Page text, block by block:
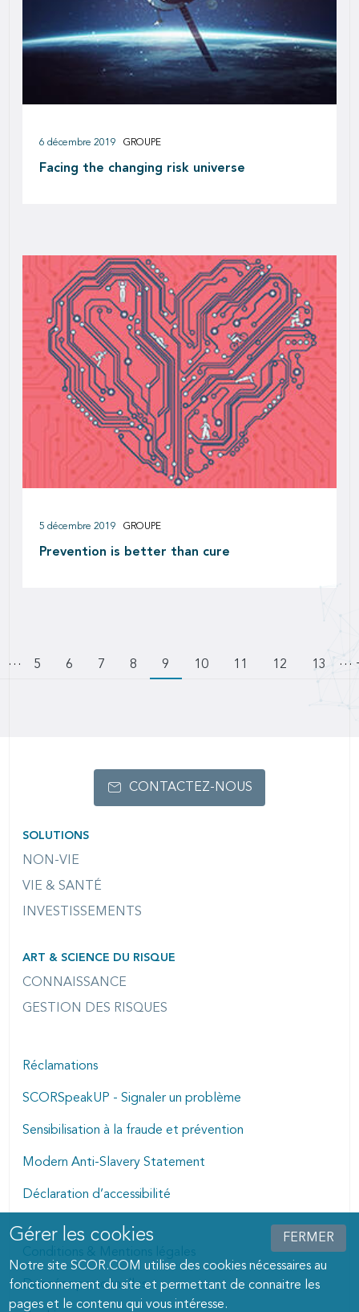
FERMER
Manage cookies dialog
Gérer les cookies
Notre site SCOR.COM utilise des cookies nécessaires au
fonctionnement du site et permettant de connaitre les
pages et le contenu qui vous intéresse.
Facing the changing risk universe
6 décembre 2019 GROUPE
Prevention is better than cure
5 décembre 2019 GROUPE
Pagination
à la page précédente
… Page
5 Page
6 Page
7 Page
8 9 Page
10 Page
11 Page
12 Page
13 …
SOLUTIONS
NON-VIE
VIE & SANTÉ
INVESTISSEMENTS
ART & SCIENCE DU RISQUE
CONNAISSANCE
GESTION DES RISQUES
CONTACTEZ-NOUS
Réclamations
SCORSpeakUP - Signaler un problème
Sensibilisation à la fraude et prévention
Modern Anti-Slavery Statement
Déclaration d’accessibilité
Conditions & Mentions légales
Données personnelles